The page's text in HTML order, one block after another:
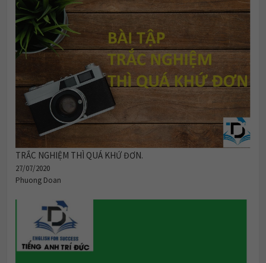
TRẮC NGHIỆM THÌ QUÁ KHỨ ĐƠN.
27/07/2020
Phuong Doan